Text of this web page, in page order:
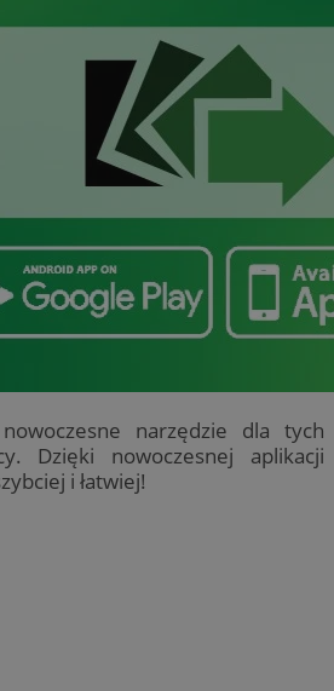
narzędzie dla tych
Dzięki nowoczesnej aplikacji
i łatwiej!